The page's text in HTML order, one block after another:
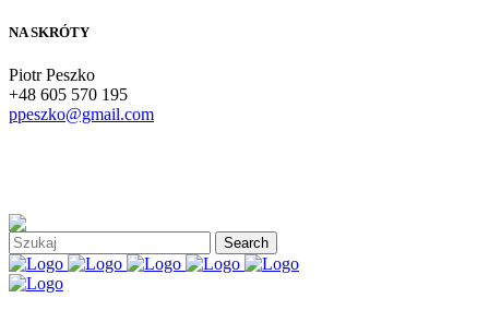
NA SKRÓTY
Piotr Peszko
+48 605 570 195
ppeszko@gmail.com